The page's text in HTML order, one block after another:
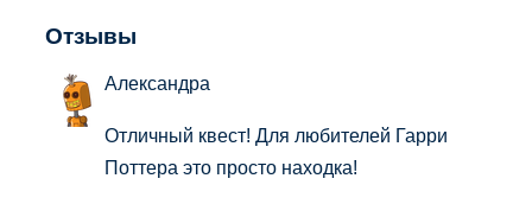
Отзывы
Александра
Отличный квест! Для любителей Гарри
Поттера это просто находка!